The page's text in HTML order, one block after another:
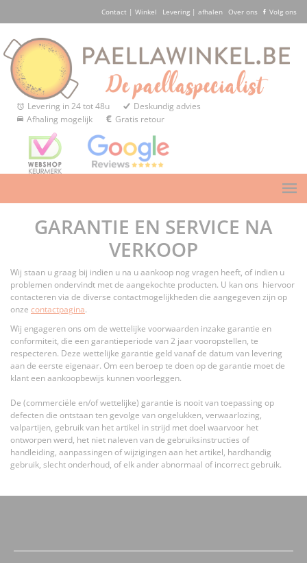
Contact | Winkel Levering | afhalen Over ons Volg ons
Levering in 24 tot 48u
Deskundig advies
Afhaling mogelijk
Gratis retour
GARANTIE EN SERVICE NA
VERKOOP
Wij staan u graag bij indien u na u aankoop nog vragen heeft, of indien u
problemen ondervindt met de aangekochte producten. U kan ons hiervoor
contacteren via de diverse contactmogelijkheden die aangegeven zijn op
onze contactpagina.
Wij engageren ons om de wettelijke voorwaarden inzake garantie en
conformiteit, die een garantieperiode van 2 jaar vooropstellen, te
respecteren. Deze wettelijke garantie geld vanaf de datum van levering
aan de eerste eigenaar. Om een beroep te doen op de garantie moet de
klant een aankoopbewijs kunnen voorleggen.
De (commerciële en/of wettelijke) garantie is nooit van toepassing op
defecten die ontstaan ten gevolge van ongelukken, verwaarlozing,
valpartijen, gebruik van het artikel in strijd met doel waarvoor het
ontworpen werd, het niet naleven van de gebruiksinstructies of
handleiding, aanpassingen of wijzigingen aan het artikel, hardhandig
gebruik, slecht onderhoud, of elk ander abnormaal of incorrect gebruik.